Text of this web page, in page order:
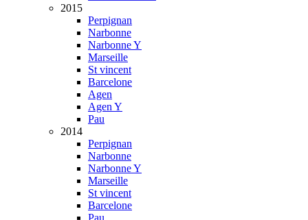
2015
Perpignan
Narbonne
Narbonne Y
Marseille
St vincent
Barcelone
Agen
Agen Y
Pau
2014
Perpignan
Narbonne
Narbonne Y
Marseille
St vincent
Barcelone
Pau